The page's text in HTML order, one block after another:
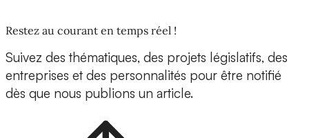
Restez au courant en temps réel !
Suivez des thématiques, des projets législatifs, des
entreprises et des personnalités pour être notifié
dès que nous publions un article.